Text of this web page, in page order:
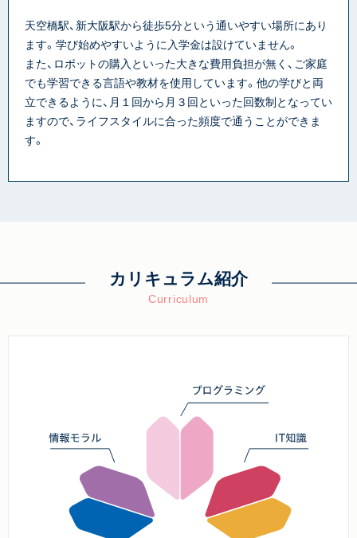
天空橋駅、新大阪駅から徒歩5分という通いやすい場所にあり
ます。学び始めやすいように入学金は設けていません。
また、ロボットの購入といった大きな費用負担が無く、ご家庭
でも学習できる言語や教材を使用しています。他の学びと両
立できるように、月１回から月３回といった回数制となってい
ますので、ライフスタイルに合った頻度で通うことができま
す。
カリキュラム紹介
Curriculum